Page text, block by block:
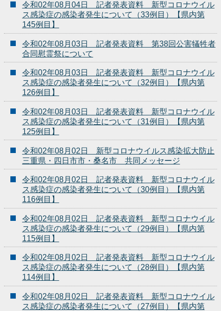
令和02年08月04日 記者発表資料 新型コロナウイル
ス感染症の感染者発生について（33例目）【県内第
145例目】
令和02年08月03日 記者発表資料 第38回公害犠牲者
合同慰霊祭について
令和02年08月03日 記者発表資料 新型コロナウイル
ス感染症の感染者発生について（32例目）【県内第
126例目】
令和02年08月03日 記者発表資料 新型コロナウイル
ス感染症の感染者発生について（31例目）【県内第
125例目】
令和02年08月02日 新型コロナウイルス感染拡大防止
三重県・四日市市・桑名市 共同メッセージ
令和02年08月02日 記者発表資料 新型コロナウイル
ス感染症の感染者発生について（30例目）【県内第
116例目】
令和02年08月02日 記者発表資料 新型コロナウイル
ス感染症の感染者発生について（29例目）【県内第
115例目】
令和02年08月02日 記者発表資料 新型コロナウイル
ス感染症の感染者発生について（28例目）【県内第
114例目】
令和02年08月02日 記者発表資料 新型コロナウイル
ス感染症の感染者発生について（27例目）【県内第